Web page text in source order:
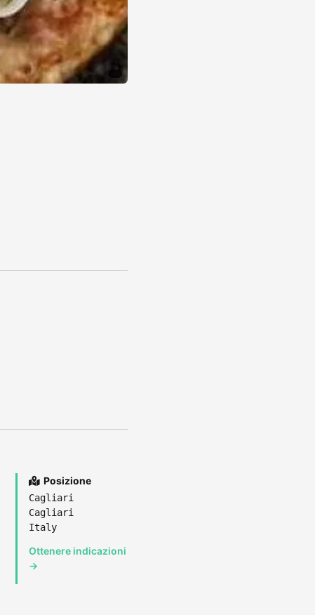
Posizione
Cagliari
Cagliari
Italy
Ottenere indicazioni
→